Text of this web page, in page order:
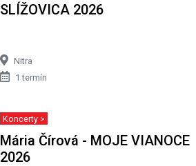
SLÍŽOVICA 2026
Nitra
1 termín
Koncerty >
Mária Čírová - MOJE VIANOCE
2026